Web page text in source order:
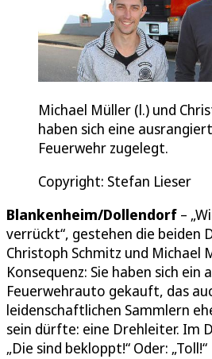
Michael Müller (l.) und
haben sich eine
Feuerwehr zugelegt.
Copyright: Stefan Lieser
Blankenheim/Dollendorf –
verrückt“, gestehen die beiden
Christoph Schmitz und Michael
Konsequenz: Sie haben sich
Feuerwehrauto gekauft, das
leidenschaftlichen Sammlern
sein dürfte: eine Drehleiter. Im
„Die sind bekloppt!“ Oder: „Toll!“